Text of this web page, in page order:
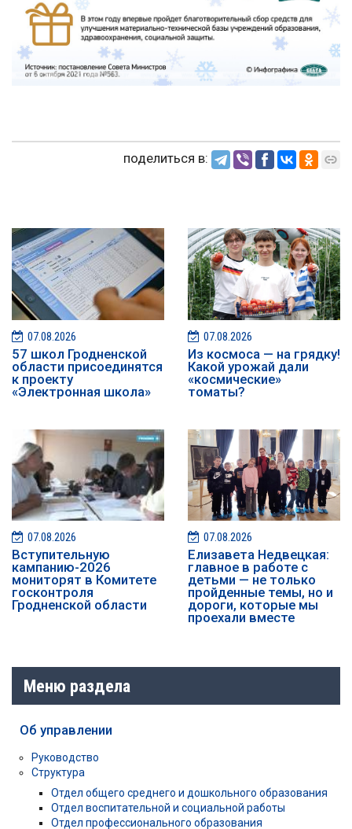
поделиться в:
07.08.2026
57 школ Гродненской
области присоединятся
к проекту
«Электронная школа»
07.08.2026
Из космоса — на грядку!
Какой урожай дали
«космические»
томаты?
07.08.2026
️️Вступительную
кампанию-2026
мониторят в Комитете
госконтроля
Гродненской области
07.08.2026
Елизавета Недвецкая:
главное в работе с
детьми — не только
пройденные темы, но и
дороги, которые мы
проехали вместе
Меню раздела
Об управлении
Руководство
Структура
Отдел общего среднего и дошкольного образования
Отдел воспитательной и социальной работы
Отдел профессионального образования